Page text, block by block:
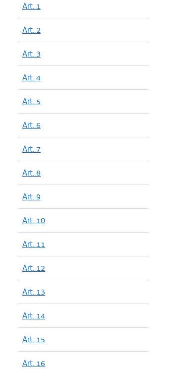
Art. 1
Art. 2
Art. 3
Art. 4
Art. 5
Art. 6
Art. 7
Art. 8
Art. 9
Art. 10
Art. 11
Art. 12
Art. 13
Art. 14
Art. 15
Art. 16